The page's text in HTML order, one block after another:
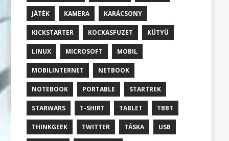
JÁTÉK KAMERA KARÁCSONY
KICKSTARTER KOCKASFUZET KÜTYÜ
LINUX MICROSOFT MOBIL
MOBILINTERNET NETBOOK
NOTEBOOK PORTABLE STARTREK
STARWARS T-SHIRT TABLET TBBT
THINKGEEK TWITTER TÁSKA USB